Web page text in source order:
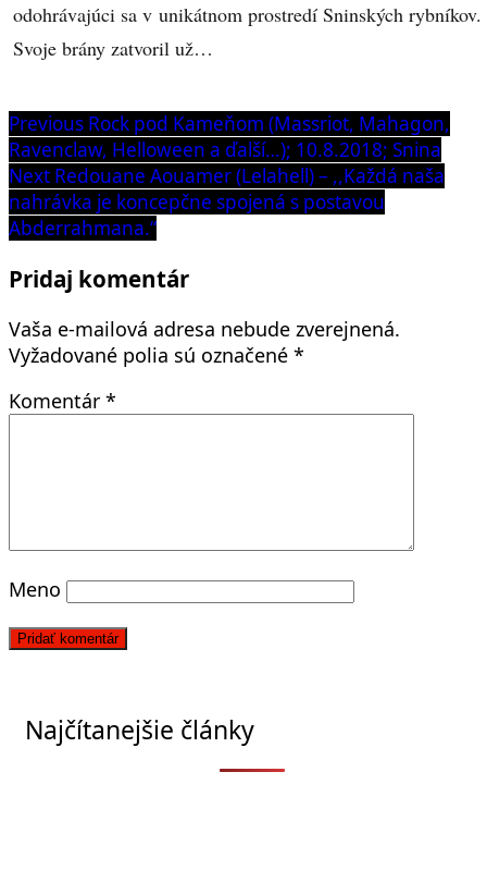
odohrávajúci sa v unikátnom prostredí Sninských rybníkov.
Svoje brány zatvoril už…
Navigácia
v
článku
Previous Previous
post:
Rock pod Kameňom (Massriot, Mahagon,
Ravenclaw, Helloween a ďalší…); 10.8.2018; Snina
Next Next
post:
Redouane Aouamer (Lelahell) – ,,Každá naša
nahrávka je koncepčne spojená s postavou
Abderrahmana.“
Pridaj komentár
Vaša e-mailová adresa nebude zverejnená.
Vyžadované polia sú označené *
Komentár *
Meno
Najčítanejšie články